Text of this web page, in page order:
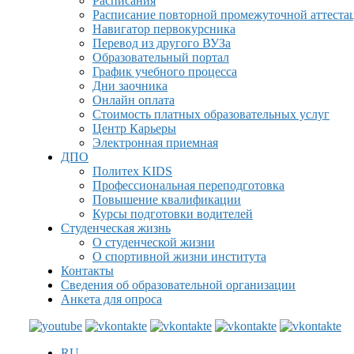
Расписание повторной промежуточной
Навигатор первокурсника
Перевод из другого ВУЗа
Образовательный портал
График учебного процесса
Дни заочника
Онлайн оплата
Стоимость платных образовательных услуг
Центр Карьеры
Электронная приемная
ДПО
Политех KIDS
Профессиональная переподготовка
Повышение квалификации
Курсы подготовки водителей
Студенческая жизнь
О студенческой жизни
О спортивной жизни института
Контакты
Сведения об образовательной организации
Анкета для опроса